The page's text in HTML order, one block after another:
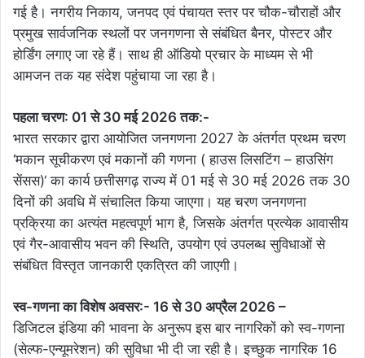
गई है। नगरीय निकाय, जनपद एवं पंचायत स्तर पर चौक-चौराहों और
प्रमुख सार्वजनिक स्थलों पर जनगणना से संबंधित बैनर, पोस्टर और
होर्डिंग लगाए जा रहे हैं। साथ ही ऑडियो प्रचार के माध्यम से भी
आमजन तक यह संदेश पहुंचाया जा रहा है।
पहला चरण: 01 से 30 मई 2026 तक:-
भारत सरकार द्वारा आयोजित जनगणना 2027 के अंतर्गत प्रथम चरण
‘मकान सूचीकरण एवं मकानों की गणना ( हाउस लिसटिंग – हाउसिंग
सेंसस)‘ का कार्य छत्तीसगढ़ राज्य में 01 मई से 30 मई 2026 तक 30
दिनों की अवधि में संचालित किया जाएगा। यह चरण जनगणना
प्रक्रिया का अत्यंत महत्वपूर्ण भाग है, जिसके अंतर्गत प्रत्येक आवासीय
एवं गैर-आवासीय भवन की स्थिति, उपयोग एवं उपलब्ध सुविधाओं से
संबंधित विस्तृत जानकारी एकत्रित की जाएगी।
स्व-गणना का विशेष अवसर:- 16 से 30 अप्रैल 2026 –
डिजिटल इंडिया की भावना के अनुरूप इस बार नागरिकों को स्व-गणना
(सेल्फ-एन्यूमरेशन) की सुविधा भी दी जा रही है। इच्छुक नागरिक 16